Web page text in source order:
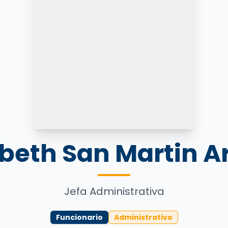
San Martin
Jefa Administrativa
Funcionario Administrativo